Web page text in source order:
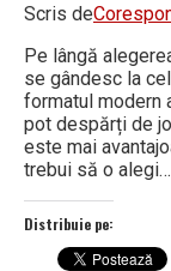
Scris de
Pe lângă
se gândesc la
formatul modern
pot despărți de
este mai
trebui să o alegi…
Distribuie pe: